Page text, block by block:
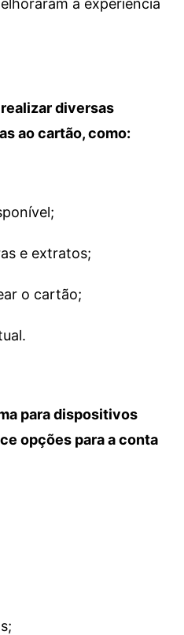
a experiência
diversas
ao cartão, como:
e extratos;
o cartão;
para dispositivos
opções para a conta